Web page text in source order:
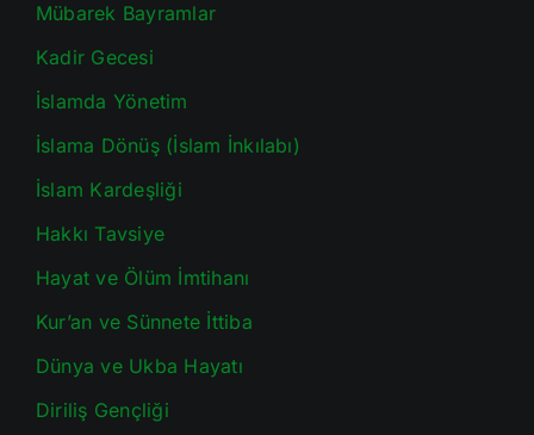
Mübarek Bayramlar
Kadir Gecesi
İslamda Yönetim
İslama Dönüş (İslam İnkılabı)
İslam Kardeşliği
Hakkı Tavsiye
Hayat ve Ölüm İmtihanı
Kur’an ve Sünnete İttiba
Dünya ve Ukba Hayatı
Diriliş Gençliği